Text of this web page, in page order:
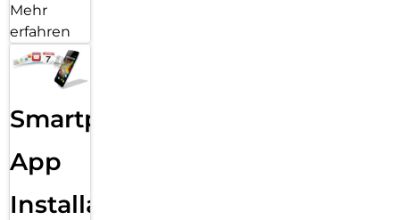
Mehr
erfahren
Smartphone
App
Installation